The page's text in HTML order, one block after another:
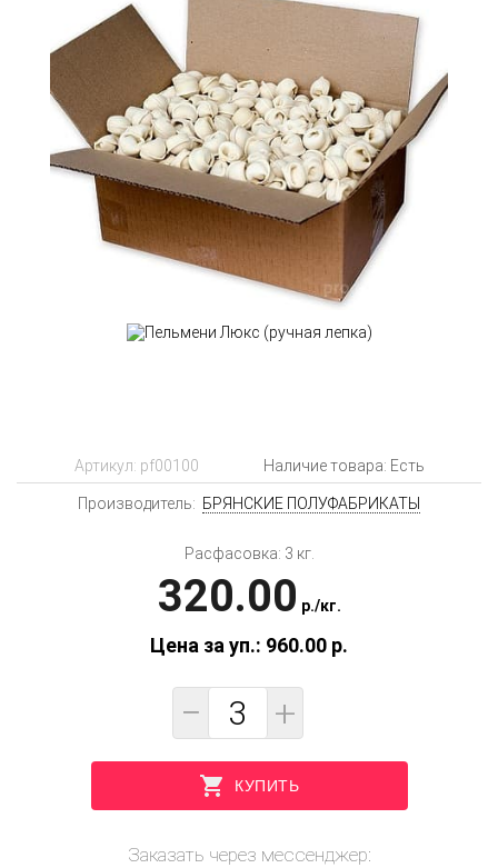
Артикул: pf00100 Наличие товара: Есть
Производитель: БРЯНСКИЕ ПОЛУФАБРИКАТЫ
Расфасовка: 3 кг.
320.00 p./кг.
Цена за уп.: 960.00 p.
− +
КУПИТЬ
Заказать через мессенджер: